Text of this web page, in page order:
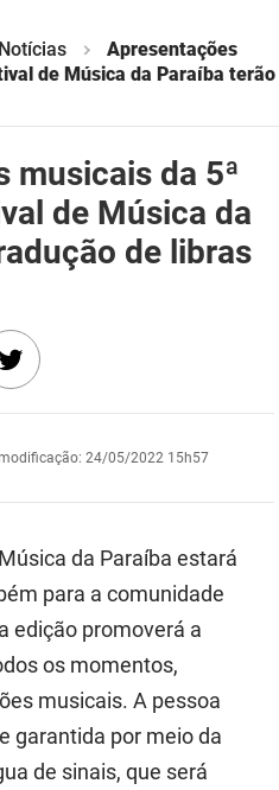
Notícias
Apresentações
de Música da Paraíba terão
musicais da 5ª
de Música da
de libras
: 24/05/2022 15h57
da Paraíba estará
para a comunidade
edição promoverá a
os momentos,
musicais. A pessoa
garantida por meio da
de sinais, que será